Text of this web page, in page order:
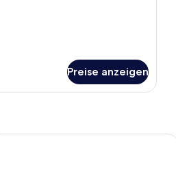
Preise anzeigen
Boutique Hotel